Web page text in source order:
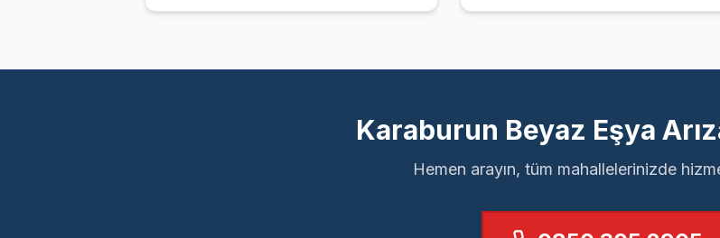
Karaburun Beyaz Eşya
Hemen arayın, tüm mahallelerinizde